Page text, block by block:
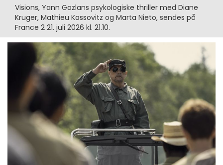
Visions, Yann Gozlans psykologiske thriller med Diane
Kruger, Mathieu Kassovitz og Marta Nieto, sendes på
France 2 21. juli 2026 kl. 21.10.